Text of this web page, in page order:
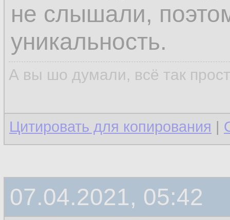
не слышали,
уникальность.
А вы шо думали, всё так
Цитировать для копирования |
07.04.2021, 05:42